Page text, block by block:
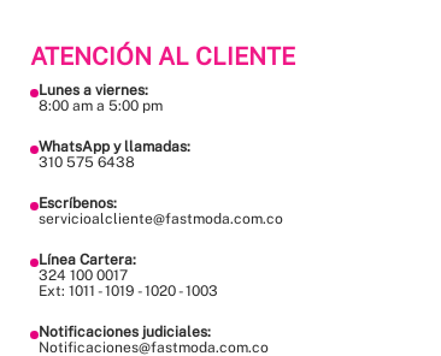
ATENCIÓN AL CLIENTE
Lunes a viernes:
8:00 am a 5:00 pm
WhatsApp y llamadas:
310 575 6438
Escríbenos:
servicioalcliente@fastmoda.com.co
Línea Cartera:
324 100 0017
Ext: 1011 - 1019 - 1020 - 1003
Notificaciones judiciales:
Notificaciones@fastmoda.com.co